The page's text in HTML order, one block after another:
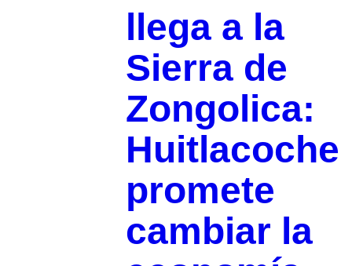
llega a la
Sierra de
Zongolica:
Huitlacoche
promete
cambiar la